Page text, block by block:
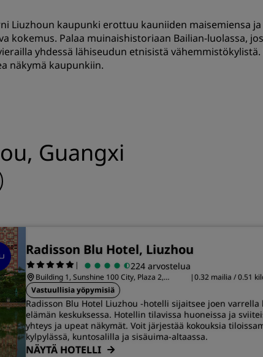
Etsi lentoja
Etsi lentoja
Liuzhoun kaupunki erottuu kauniiden maisemiensa
kokemus. Palaa muinaishistoriaan Bailian-luolassa,
yhdessä lähiseudun etnisistä
näkymä kaupunkiin.
Guangxi
Radisson Blu Hotel, Liuzhou
| 224 arvostelua
Building 1, Sunshine 100 City, Plaza 2,
Guizhong Avenue
|0.32 mailia / 0.51
Vastuullisia yöpymisiä
Radisson Blu Hotel Liuzhou -hotelli sijaitsee joen
elämän keskuksessa. Hotellin tilavissa huoneissa ja
yhteys ja upeat näkymät. Voit järjestää kokouksia
kylpylässä, kuntosalilla ja sisäuima-altaassa.
NÄYTÄ HOTELLI